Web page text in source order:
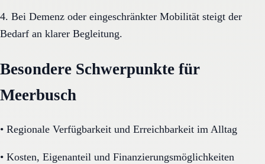
4. Bei Demenz oder eingeschränkter Mobilität steigt der
Bedarf an klarer Begleitung.
Besondere Schwerpunkte für
Meerbusch
• Regionale Verfügbarkeit und Erreichbarkeit im Alltag
• Kosten, Eigenanteil und Finanzierungsmöglichkeiten